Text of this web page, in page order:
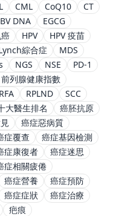
CML CoQ10
CT
DNA
EGCG
HPV
HPV 疫苗
綜合症
MDS
NGS NSE
PD-1
列腺健康指數
RFA RPLND
SCC
大醫生排名
癌胚抗原
癌症惡病質
症覆查
癌症基因檢測
症康復者
癌症迷思
症相關疲倦
癌症營養
癌症預防
癌症症狀
癌症治療
疤痕